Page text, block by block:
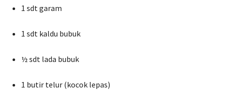
1 sdt garam
1 sdt kaldu bubuk
½ sdt lada bubuk
1 butir telur (kocok lepas)